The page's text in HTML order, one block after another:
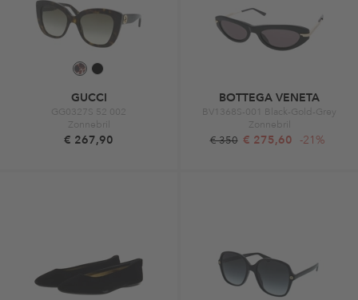
GUCCI
GG0327S 52 002
Zonnebril
€ 267,90
BOTTEGA VENETA
BV1368S-001 Black-Gold-Grey
Zonnebril
€ 350 € 275,60 -21%